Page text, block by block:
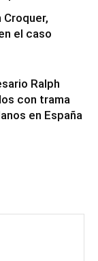
el caso
Ralph
con trama
en España